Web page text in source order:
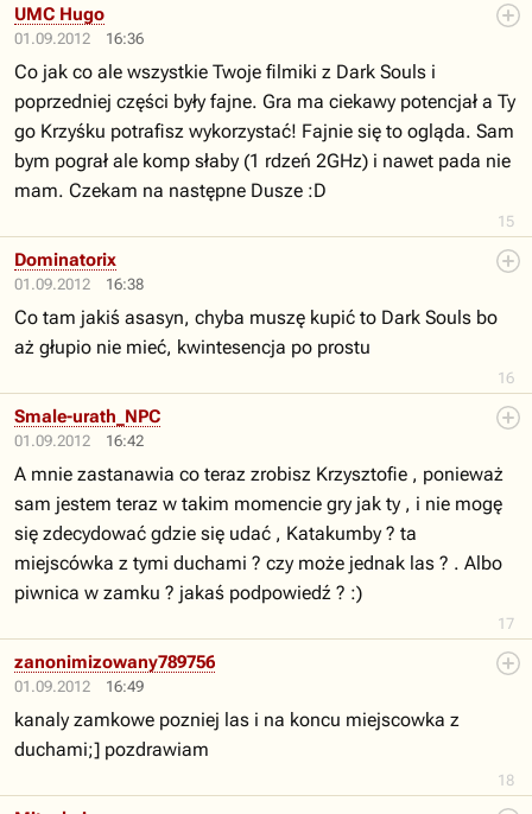
01.09.2012 16:36
15
UMC Hugo
Co jak co ale wszystkie Twoje filmiki z Dark Souls i
poprzedniej części były fajne. Gra ma ciekawy potencjał a Ty
go Krzyśku potrafisz wykorzystać! Fajnie się to ogląda. Sam
bym pograł ale komp słaby (1 rdzeń 2GHz) i nawet pada nie
mam. Czekam na następne Dusze :D
01.09.2012 16:38
16
Dominatorix
Co tam jakiś asasyn, chyba muszę kupić to Dark Souls bo
aż głupio nie mieć, kwintesencja po prostu
01.09.2012 16:42
17
Smale-urath_NPC
A mnie zastanawia co teraz zrobisz Krzysztofie , ponieważ
sam jestem teraz w takim momencie gry jak ty , i nie mogę
się zdecydować gdzie się udać , Katakumby ? ta
miejscówka z tymi duchami ? czy może jednak las ? . Albo
piwnica w zamku ? jakaś podpowiedź ? :)
01.09.2012 16:49
18
zanonimizowany789756
kanaly zamkowe pozniej las i na koncu miejscowka z
duchami;] pozdrawiam